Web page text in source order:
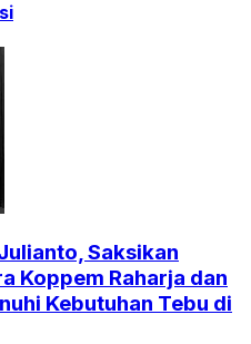
Saksikan
Koppem Raharja dan
Kebutuhan Tebu di